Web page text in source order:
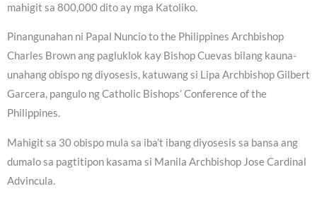
mahigit sa 800,000 dito ay mga Katoliko.
Pinangunahan ni Papal Nuncio to the Philippines Archbishop
Charles Brown ang pagluklok kay Bishop Cuevas bilang kauna-
unahang obispo ng diyosesis, katuwang si Lipa Archbishop Gilbert
Garcera, pangulo ng Catholic Bishops’ Conference of the
Philippines.
Mahigit sa 30 obispo mula sa iba’t ibang diyosesis sa bansa ang
dumalo sa pagtitipon kasama si Manila Archbishop Jose Cardinal
Advincula.